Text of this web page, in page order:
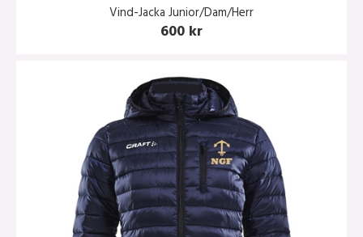
Vind-Jacka Junior/Dam/Herr
600 kr